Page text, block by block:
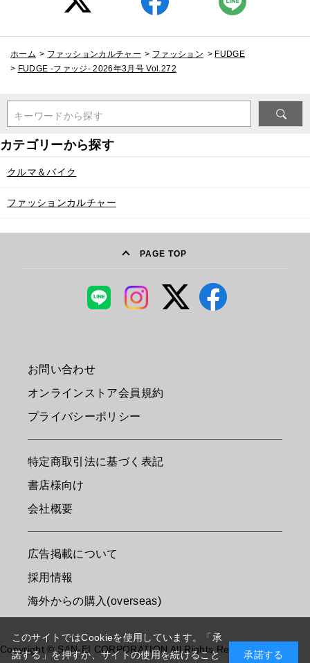
ホーム > ファッションカルチャー > ファッション > FUDGE
> FUDGE -ファッジ- 2026年3月号 Vol.272
キーワードから探す
クルマ＆バイク
ファッションカルチャー
PAGE TOP
お問い合わせ
オンラインストア会員規約
プライバシーポリシー
特定商取引法に基づく表記
書店様向け
会社概要
広告掲載について
採用情報
海外からの購入(overseas)
Copyright © SAN-EI CORPORATION All Rights Reserved.
このサイトではCookieを使用しています。「承
諾する」を押すか、サイトの使用を続けること
承諾する